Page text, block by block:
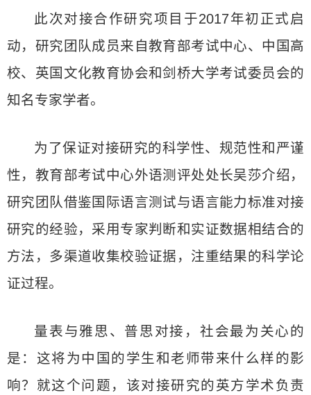
此次对接合作研究项目于2017年初正式启
动，研究团队成员来自教育部考试中心、中国高
校、英国文化教育协会和剑桥大学考试委员会的
知名专家学者。
为了保证对接研究的科学性、规范性和严谨
性，教育部考试中心外语测评处处长吴莎介绍，
研究团队借鉴国际语言测试与语言能力标准对接
研究的经验，采用专家判断和实证数据相结合的
方法，多渠道收集校验证据，注重结果的科学论
证过程。
量表与雅思、普思对接，社会最为关心的
是：这将为中国的学生和老师带来什么样的影
响？就这个问题，该对接研究的英方学术负责